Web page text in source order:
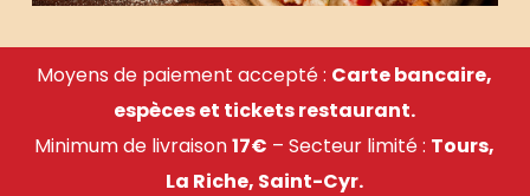
Moyens de paiement accepté : Carte bancaire,
espèces et tickets restaurant.
Minimum de livraison17€ – Secteur limité : Tours,
La Riche, Saint-Cyr.